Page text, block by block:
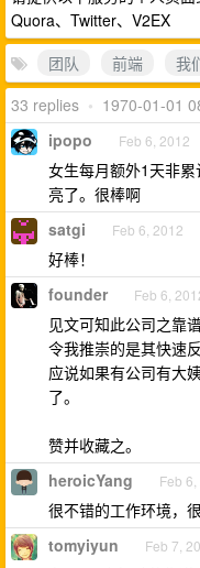
Quora、Twitter、V2EX
团队
前端
我
33 replies • 1970-01-01
ipopo Feb 6, 2012
女生每月额外1天非累
亮了。很棒啊
satgi Feb 6, 2012
好棒！
founder Feb 6,
见文可知此公司之靠
令我推崇的是其快速
应说如果有公司有大
了。
赞并收藏之。
heroicYang Feb
很不错的工作环境，
tomyiyun Feb 7,